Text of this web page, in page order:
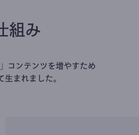
組み
コンテンツを増やすため
まれました。